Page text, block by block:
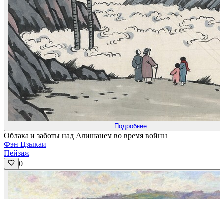
Подробнее
Облака и заботы над Алишанем во время войны
Фэн Цзыкай
Пейзаж
0